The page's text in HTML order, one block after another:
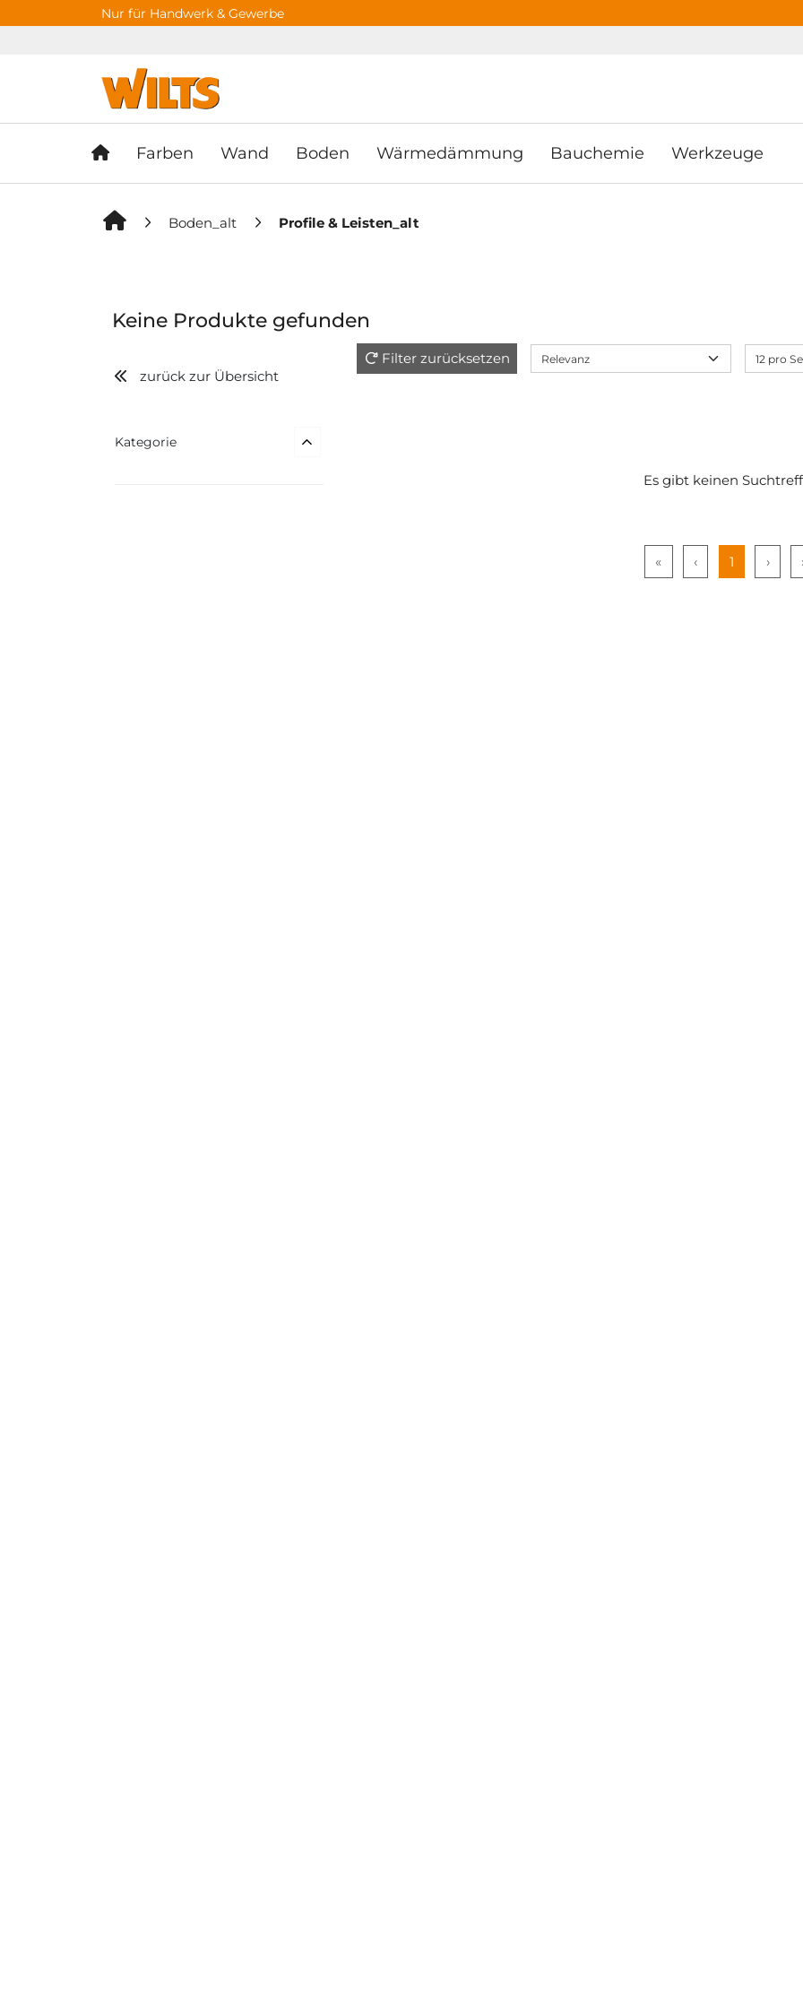
Springe zu Hauptinhalt Springe zum Header
Nur für Handwerk & Gewerbe
Farben Wand Boden Wärmedämmung Bauchemie Werkzeuge
Boden_alt Profile & Leisten_alt
Keine Produkte gefunden
zurück zur Übersicht
Kategorie
Filter zurücksetzen
Es gibt keinen
« ‹ 1 ›